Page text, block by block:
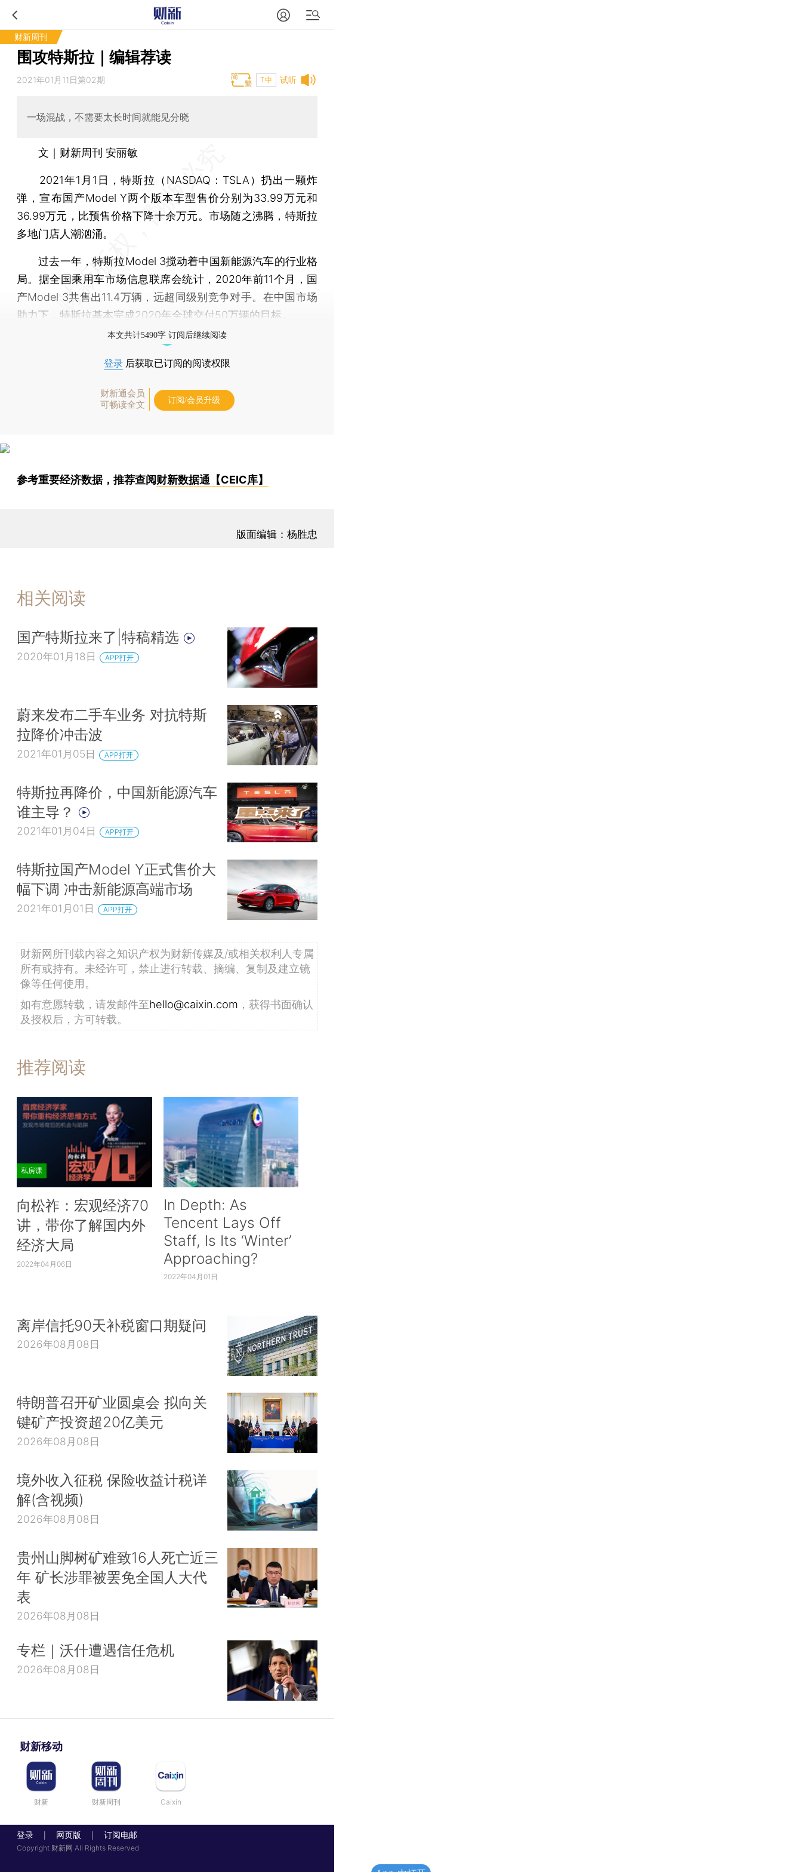
财新周刊
围攻特斯拉｜编辑荐读
试听
2021年01月11日第02期 T中
一场混战，不需要太长时间就能见分晓
文｜财新周刊 安丽敏
2021年1月1日，特斯拉（NASDAQ：TSLA）扔出一颗炸
弹，宣布国产Model Y两个版本车型售价分别为33.99万元和
36.99万元，比预售价格下降十余万元。市场随之沸腾，特斯拉
多地门店人潮汹涌。
过去一年，特斯拉Model 3搅动着中国新能源汽车的行业格
局。据全国乘用车市场信息联席会统计，2020年前11个月，国
产Model 3共售出11.4万辆，远超同级别竞争对手。在中国市场
助力下，特斯拉基本完成2020年全球交付50万辆的目标。
本文共计5490字 订阅后继续阅读
登录 后获取已订阅的阅读权限
财新通会员
可畅读全文
订阅/会员升级
参考重要经济数据，推荐查阅财新数据通【CEIC库】
版面编辑：杨胜忠
相关阅读
国产特斯拉来了|特稿精选
2020年01月18日 APP打开
蔚来发布二手车业务 对抗特斯
拉降价冲击波
2021年01月05日 APP打开
特斯拉再降价，中国新能源汽车
谁主导？
2021年01月04日 APP打开
特斯拉国产Model Y正式售价大
幅下调 冲击新能源高端市场
2021年01月01日 APP打开
财新网所刊载内容之知识产权为财新传媒及/或相关权利人专属
所有或持有。未经许可，禁止进行转载、摘编、复制及建立镜
像等任何使用。
如有意愿转载，请发邮件至hello@caixin.com ，获得书面确认
及授权后，方可转载。
推荐阅读
私房课
向松祚：宏观经济70
讲，带你了解国内外
经济大局
2022年04月06日
In Depth: As
Tencent Lays Off
Staff, Is Its ‘Winter’
Approaching?
2022年04月01日
离岸信托90天补税窗口期疑问
2026年08月08日
特朗普召开矿业圆桌会 拟向关
键矿产投资超20亿美元
2026年08月08日
境外收入征税 保险收益计税详
解(含视频)
2026年08月08日
贵州山脚树矿难致16人死亡近三
年 矿长涉罪被罢免全国人大代
表
2026年08月08日
专栏｜沃什遭遇信任危机
2026年08月08日
财新移动
财新 财新周刊 Caixin
登录 网页版 订阅电邮
Copyright 财新网 All Rights Reserved